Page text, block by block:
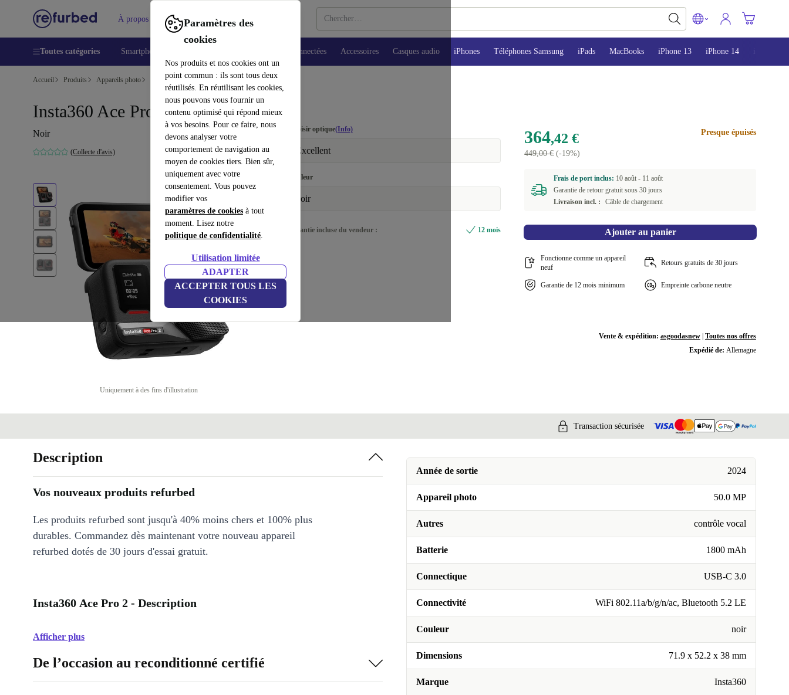
Paramètres des
cookies
Nos produits et nos cookies ont un
point commun : ils sont tous deux
réutilisés. En réutilisant les cookies,
nous pouvons vous fournir un
contenu optimisé qui répond mieux
à vos besoins. Pour ce faire, nous
devons analyser votre
comportement de navigation au
moyen de cookies tiers. Bien sûr,
uniquement avec votre
consentement. Vous pouvez
modifier vos
paramètres de cookies à tout
moment. Lisez notre
politique de confidentialité.
Utilisation limitée
ADAPTER
ACCEPTER TOUS LES
COOKIES
À propos Aide
Toutes catégories Smartphones Montres connectées Accessoires Casques audio iPhones Téléphones Samsung iPads MacBooks iPhone 13 iPhone 14 iPhone 15
Accueil Produits Appareils photo Caméras embarquées
Insta360 Ace Pro 2
Noir
(Collecte d'avis)
Uniquement à des fins d'illustration
Choisir optique(Info)
Excellent
Couleur
noir
Garantie incluse du vendeur : 12 mois
364,42 €
449,00 €(-19%)
Presque épuisés
Frais de port inclus: 10 août - 11 août
Garantie de retour gratuit sous 30 jours
Livraison incl. :
Câble de chargement
Ajouter au panier
Fonctionne comme un appareil
neuf
Retours gratuits de 30 jours
Garantie de 12 mois minimum Empreinte carbone neutre
Vente & expédition: asgoodasnew| Toutes nos offres
Expédié de: Allemagne
Transaction sécurisée
Année de sortie 2024
Appareil photo 50.0 MP
Autres contrôle vocal
Batterie 1800 mAh
Connectique USB-C 3.0
Connectivité WiFi 802.11a/b/g/n/ac, Bluetooth 5.2 LE
Couleur noir
Dimensions 71.9 x 52.2 x 38 mm
Marque Insta360
Description
Vos nouveaux produits refurbed
Les produits refurbed sont jusqu'à 40% moins chers et 100% plus
durables. Commandez dès maintenant votre nouveau appareil
refurbed dotés de 30 jours d'essai gratuit.
Insta360 Ace Pro 2 - Description
Afficher plus
De l’occasion au reconditionné certifié